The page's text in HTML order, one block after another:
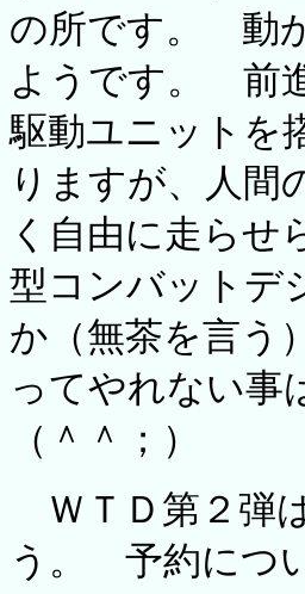
の所です。 動
ようです。 前
駆動ユニットを
りますが、人
く自由に走ら
型コンバットデ
か（無茶を言う
ってやれない事
（＾＾；）
ＷＴＤ第２弾
う。 予約につ